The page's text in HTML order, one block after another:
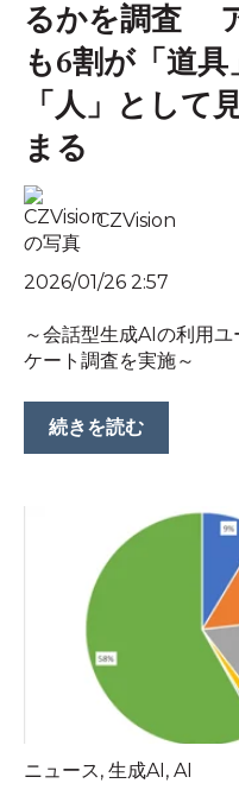
るかを調査
も6割が「道
「人」として
まる
CZVision
2026/01/26 2:57
～会話型生成AIの利用
ケート調査を実施～
続きを読む
ニュース, 生成AI, AI